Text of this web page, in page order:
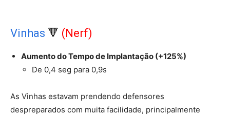
Vinhas 🔻 (Nerf)
Aumento do Tempo de Implantação (+125%)
De 0,4 seg para 0,9s
As Vinhas estavam prendendo defensores
despreparados com muita facilidade, principalmente